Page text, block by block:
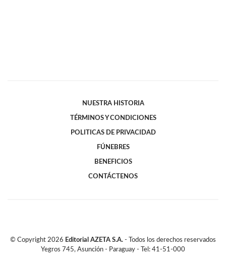
NUESTRA HISTORIA
TÉRMINOS Y CONDICIONES
POLITICAS DE PRIVACIDAD
FÚNEBRES
BENEFICIOS
CONTÁCTENOS
© Copyright 2026 Editorial AZETA S.A. - Todos los derechos reservados
Yegros 745, Asunción - Paraguay - Tel: 41-51-000